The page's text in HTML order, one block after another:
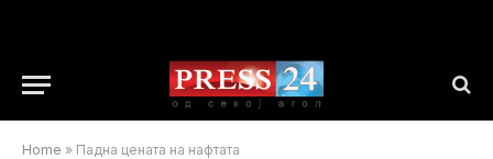
Home » Падна цената на нафтата